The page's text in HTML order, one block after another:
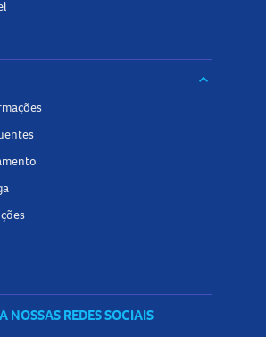
keyboard_arrow_down
NOSSAS REDES SOCIAIS